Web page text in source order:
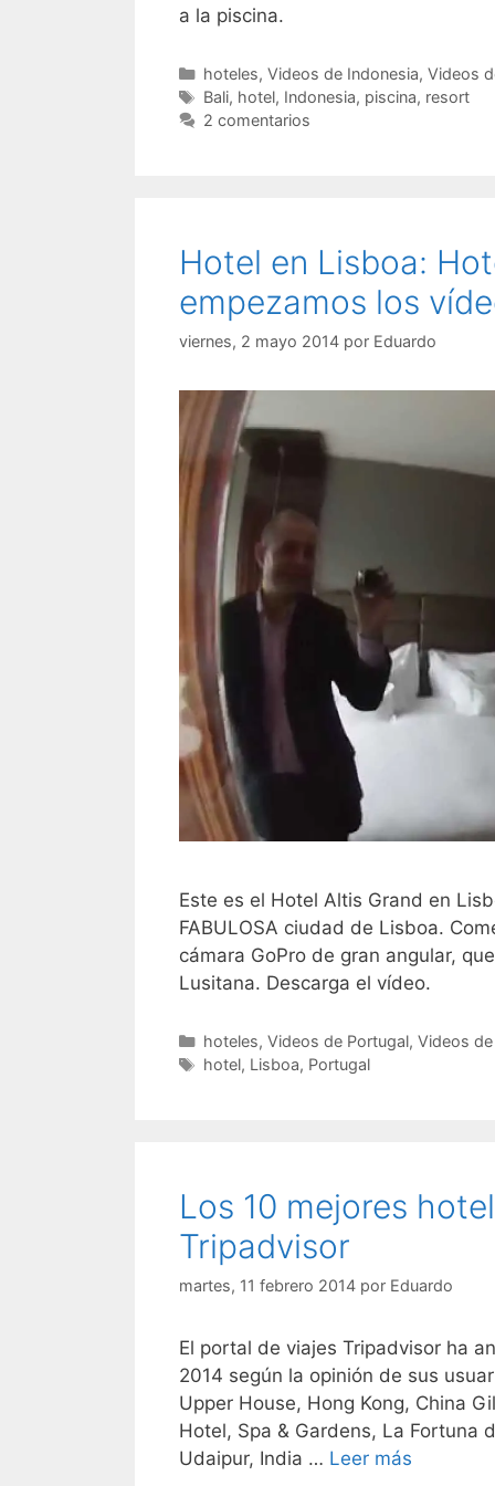
a la piscina.
Categorías
hoteles, Videos de Indonesia, Videos
Etiquetas
Bali, hotel, Indonesia, piscina, resort
2 comentarios
Hotel en Lisboa:
empezamos los
viernes, 2 mayo 2014 por Eduardo
Este es el Hotel Altis Grand en
FABULOSA ciudad de Lisboa.
cámara GoPro de gran angular,
Lusitana. Descarga el vídeo.
Categorías
hoteles, Videos de Portugal, Videos
Etiquetas
hotel, Lisboa, Portugal
Los 10 mejores
Tripadvisor
martes, 11 febrero 2014 por Eduardo
El portal de viajes Tripadvisor ha
2014 según la opinión de sus
Upper House, Hong Kong, China
Hotel, Spa & Gardens, La Fortuna
Udaipur, India … Leer más